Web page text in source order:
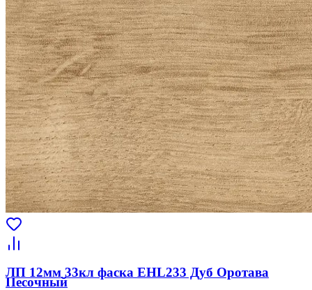
ЛП 12мм 33кл фаска EHL233 Дуб Оротава
Песочный